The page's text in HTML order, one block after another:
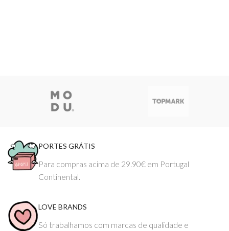
PORTES GRÁTIS
Para compras acima de 29.90€ em Portugal
Continental.
LOVE BRANDS
Só trabalhamos com marcas de qualidade e